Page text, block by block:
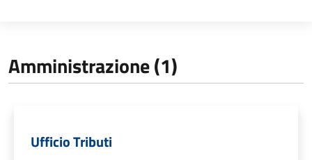
Amministrazione (1)
Ufficio Tributi